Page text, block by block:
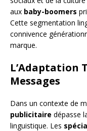
aux baby-boomers
Cette segmentation
connivence
marque.
L’Adaptation
Messages
Dans un contexte de
publicitaire dépasse
linguistique. Les